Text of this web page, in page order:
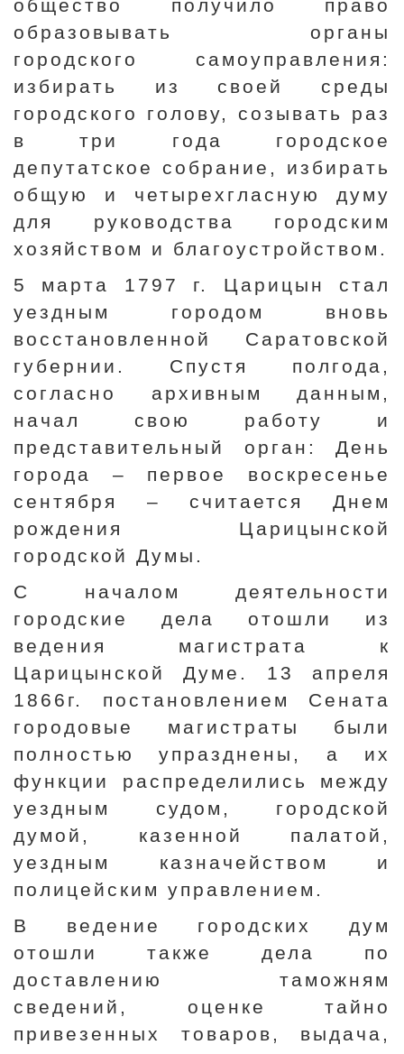
общество получило право
образовывать органы
городского самоуправления:
избирать из своей среды
городского голову, созывать раз
в три года городское
депутатское собрание, избирать
общую и четырехгласную думу
для руководства городским
хозяйством и благоустройством.
5 марта 1797 г. Царицын стал
уездным городом вновь
восстановленной Саратовской
губернии. Спустя полгода,
согласно архивным данным,
начал свою работу и
представительный орган: День
города – первое воскресенье
сентября – считается Днем
рождения Царицынской
городской Думы.
С началом деятельности
городские дела отошли из
ведения магистрата к
Царицынской Думе. 13 апреля
1866г. постановлением Сената
городовые магистраты были
полностью упразднены, а их
функции распределились между
уездным судом, городской
думой, казенной палатой,
уездным казначейством и
полицейским управлением.
В ведение городских дум
отошли также дела по
доставлению таможням
сведений, оценке тайно
привезенных товаров, выдача,